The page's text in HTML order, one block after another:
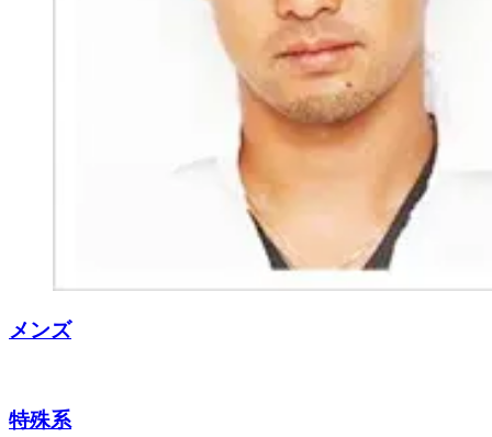
メンズ
特殊系